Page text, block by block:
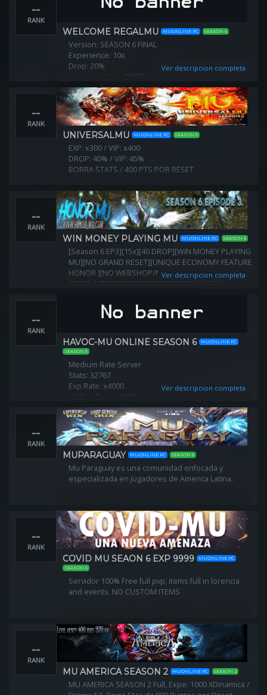
--
RANK
WELCOME REGALMU MUONLINE PC SEASON 6
Version: SEASON 6 FINAL
Experience: 10x
Drop: 20%
Maximum Stats:32767
Points Per Level: 5/7/7
Master Level Points: 1
Monsters HP : 100%
Ver descripcion completa
--
RANK
UNIVERSALMU MUONLINE PC SEASON 6
EXP: x300 / VIP: x400
DROP: 40% / VIP: 45%
BORRA STATS / 400 PTS POR RESET
--
RANK
WIN MONEY PLAYING MU MUONLINE PC SEASON 6
[Season 6 EP3][15x][40 DROP][WIN MONEY PLAYING
MU][NO GRAND RESET][UNIQUE ECONOMY FEATURE
HONOR ][NO WEBSHOP/NO BUY ITEMS][KEEP
STATS AFTER RESET][PVP EVENTS][CLASSIC
Ver descripcion completa
--
RANK
HAVOC-MU ONLINE SEASON 6
MUONLINE PC
SEASON 6
Medium Rate Server
Stats: 32767
Exp Rate: x4000
ML Exp Rate: x4000
Points Per Lvl: 20
Max ML: 200
Custom Tiers: YES
Custom Sockets: YES
Premium MHP
PvP Balanced
Freebies: Upon Creating you Character
Freebies: Full Option Tier 1
Ver descripcion completa
--
RANK
MUPARAGUAY MUONLINE PC SEASON 6
Mu Paraguay es una comunidad enfocada y
especializada en jugadores de America Latina.
--
RANK
COVID MU SEAON 6 EXP 9999
MUONLINE PC
SEASON 6
Servidor 100% Free full pvp, items full in lorencia
and events. NO CUSTOM ITEMS
--
RANK
MU AMERICA SEASON 2 MUONLINE PC SEASON 2
MU AMERICA SEASON 2 Full, Expe: 1000 XDinamica /